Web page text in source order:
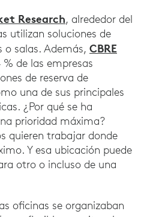
Research, alrededor del
utilizan soluciones de
o salas. Además, CBRE
de las empresas
de reserva de
una de sus principales
¿Por qué se ha
prioridad máxima?
quieren trabajar donde
Y esa ubicación puede
otro o incluso de una
oficinas se organizaban